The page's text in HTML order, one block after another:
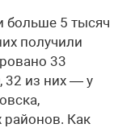
больше 5 тысяч
получили
33
32 из них — у
районов. Как